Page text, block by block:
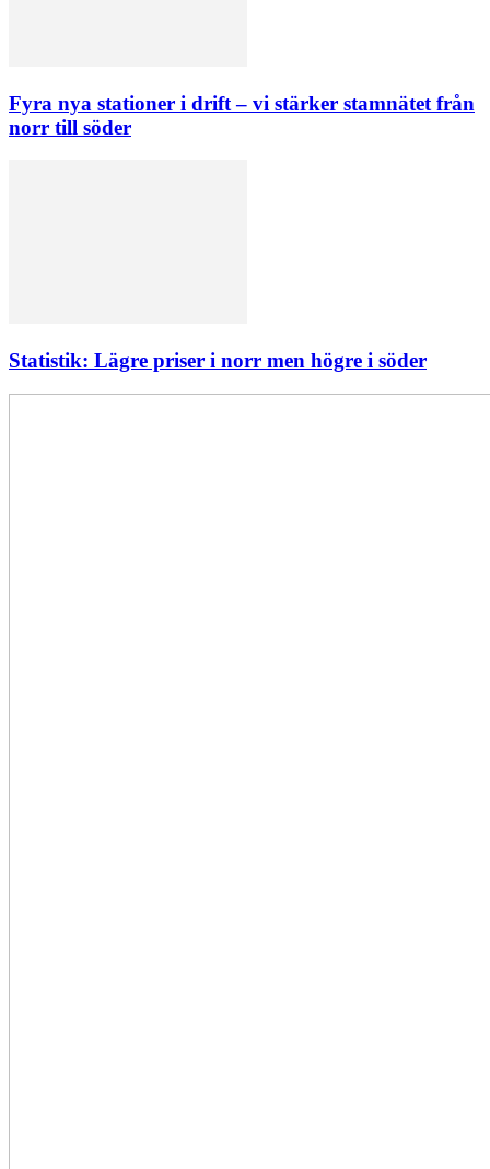
Fyra nya stationer i drift – vi stärker stamnätet från
norr till söder
Statistik: Lägre priser i norr men högre i söder